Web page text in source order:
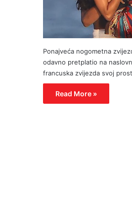
Ponajveća nogometna
odavno pretplatio na
francuska zvijezda svoj
Read More »